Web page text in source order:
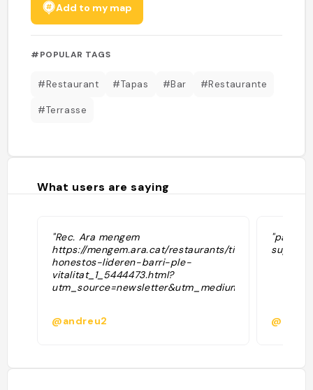
Add to my map
#POPULAR TAGS
#Restaurant #Tapas #Bar #Restaurante
#Terrasse
What users are saying
"Rec. Ara mengem
https://mengem.ara.cat/restaurants/tipus-
honestos-lideren-barri-ple-
vitalitat_1_5444473.html?
@andreu2
"parle
super